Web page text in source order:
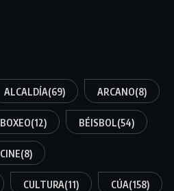
ALCALDÍA(69) ARCANO(8)
BOXEO(12) BÉISBOL(54)
CINE(8)
CULTURA(11) CÚA(158)